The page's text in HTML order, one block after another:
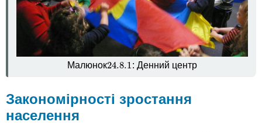
перенаселення
Уповільнення
зростання
людської
популяції
Характеристика:
в
новині
Малюнок24.8.1
24.8.1: Денний центр
Закономірності зростання
населення